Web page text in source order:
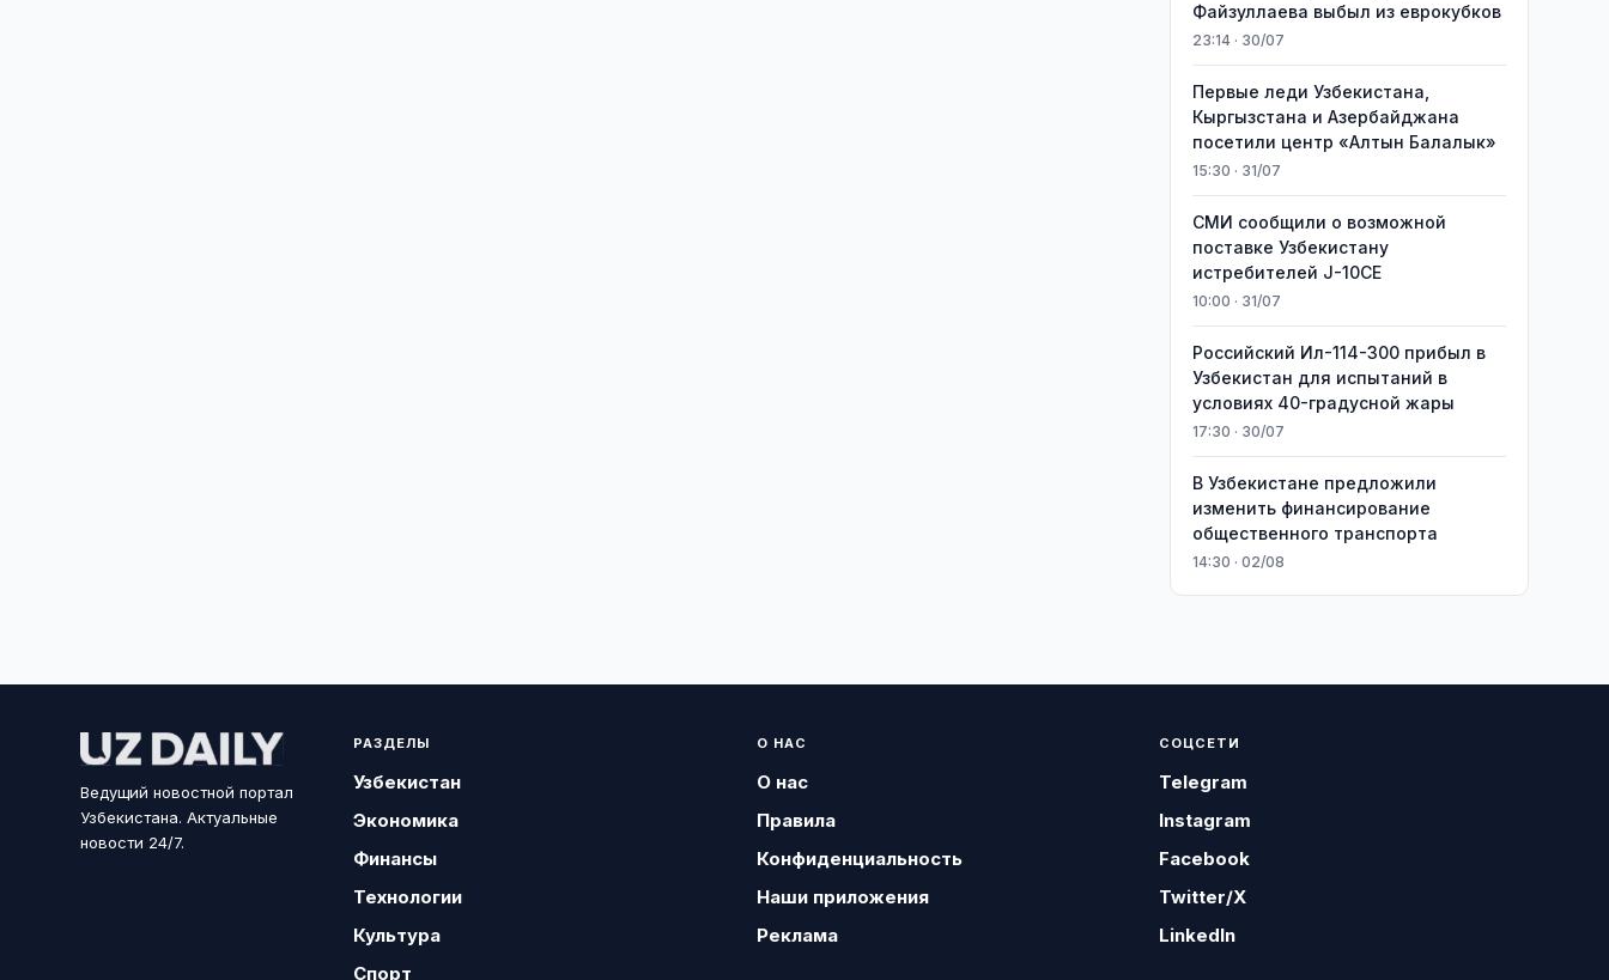
Файзуллаева выбыл из еврокубков
23:14 · 30/07
Первые леди Узбекистана,
Кыргызстана и Азербайджана
посетили центр «Алтын Балалык»
15:30 · 31/07
СМИ сообщили о возможной
поставке Узбекистану
истребителей J-10CE
10:00 · 31/07
Российский Ил-114-300 прибыл в
Узбекистан для испытаний в
условиях 40-градусной жары
17:30 · 30/07
В Узбекистане предложили
изменить финансирование
общественного транспорта
14:30 · 02/08
Ведущий новостной портал
Узбекистана. Актуальные
новости 24/7.
РАЗДЕЛЫ
Узбекистан
Экономика
Финансы
Технологии
Культура
Спорт
О НАС
О нас
Правила
Конфиденциальность
Наши приложения
Реклама
СОЦСЕТИ
Telegram
Instagram
Facebook
Twitter/X
LinkedIn